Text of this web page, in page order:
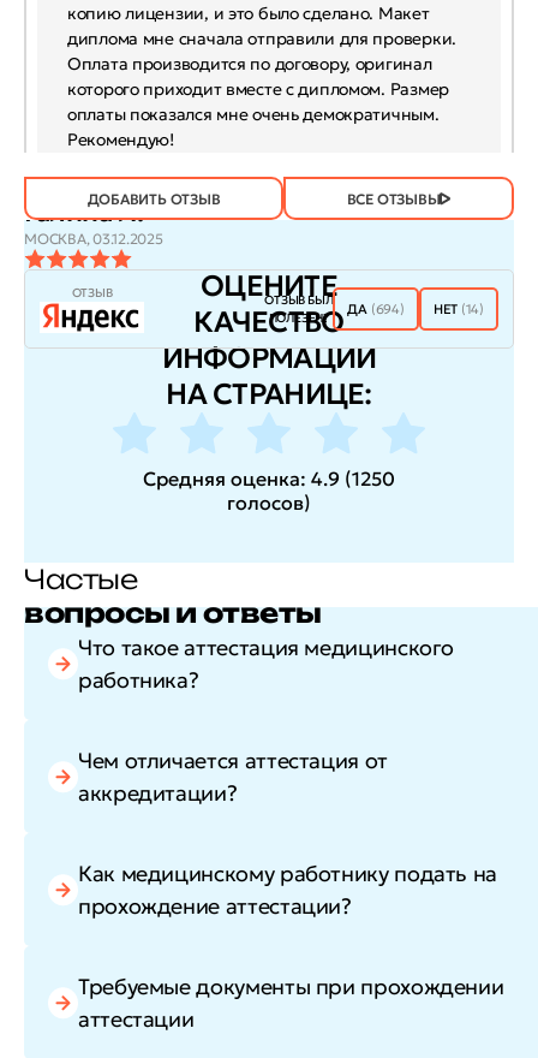
копию лицензии, и это было сделано. Макет
диплома мне сначала отправили для проверки.
Оплата производится по договору, оригинал
которого приходит вместе с дипломом. Размер
оплаты показался мне очень демократичным.
Рекомендую!
Галина Л.
МОСКВА,03.12.2025
ОТЗЫВ
ОТЗЫВ БЫЛ
ПОЛЕЗЕН?
ДА (694) НЕТ (14)
ДОБАВИТЬ ОТЗЫВ ВСЕ ОТЗЫВЫ
ОЦЕНИТЕ
КАЧЕСТВО
ИНФОРМАЦИИ
НА СТРАНИЦЕ:
Средняя оценка: 4.9 (1250
голосов)
Частые
вопросы и ответы
Что такое аттестация медицинского
работника?
Чем отличается аттестация от
аккредитации?
Как медицинскому работнику подать на
прохождение аттестации?
Требуемые документы при прохождении
аттестации